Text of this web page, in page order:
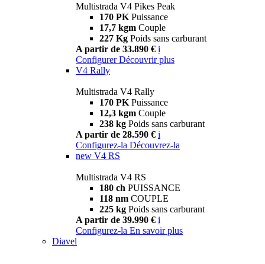
Multistrada V4 Pikes Peak
170 PK Puissance
17,7 kgm Couple
227 Kg Poids sans carburant
A partir de 33.890 € i
Configurer Découvrir plus
V4 Rally
Multistrada V4 Rally
170 PK Puissance
12,3 kgm Couple
238 kg Poids sans carburant
A partir de 28.590 € i
Configurez-la Découvrez-la
new V4 RS
Multistrada V4 RS
180 ch PUISSANCE
118 nm COUPLE
225 kg Poids sans carburant
A partir de 39.990 € i
Configurez-la En savoir plus
Diavel